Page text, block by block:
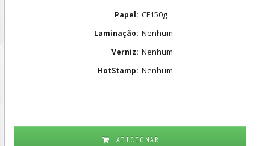
Papel: CF150g
Laminação: Nenhum
Verniz: Nenhum
HotStamp: Nenhum
ADICIONAR